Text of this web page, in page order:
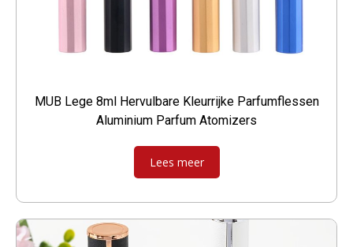
MUB Lege 8ml Hervulbare Kleurrijke Parfumflessen
Aluminium Parfum Atomizers
Lees meer